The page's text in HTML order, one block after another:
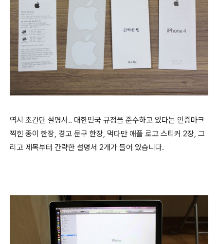
역시 초간단 설명서.. 대한민국 규정을 준수하고 있다는 인증마크
찍힌 종이 한장, 경고 문구 한장, 먹다만 애플 로고 스티커 2장, 그
리고 제목부터 간략한 설명서 2개가 들어 있습니다.